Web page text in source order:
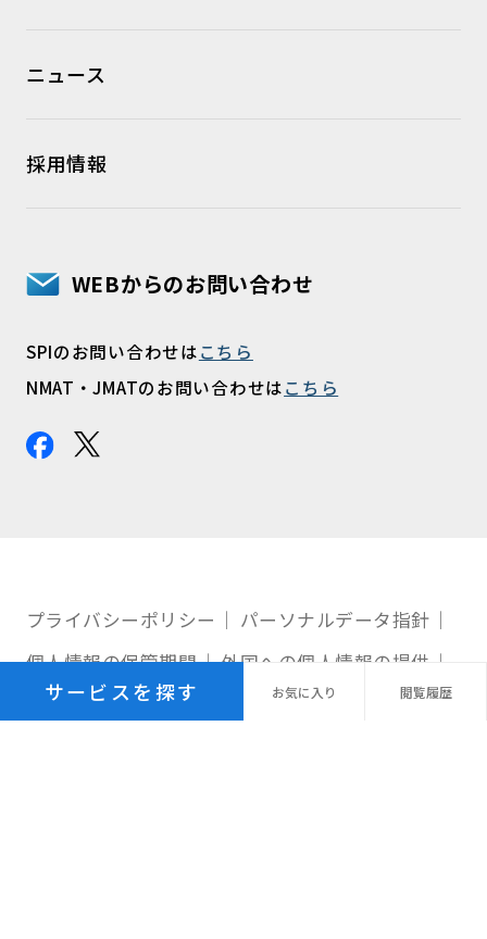
サービスを探す お気に 入り 閲覧履歴
ニュース
採用情報
WEBからのお問い合わせ
SPIのお問い合わせはこちら
NMAT・JMATのお問い合わせはこちら
プライバシーポリシー
パーソナルデータ指針
個人情報の保管期間
外国への個人情報の提供
利用規約
サイトマップ